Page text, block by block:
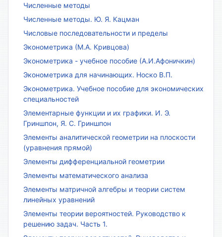
Численные методы
Численные методы. Ю. Я. Кацман
Числовые последовательности и пределы
Эконометрика (М.А. Кривцова)
Эконометрика - учебное пособие (А.И.Афоничкин)
Эконометрика для начинающих. Носко В.П.
Эконометрика. Учебное пособие для экономических
специальностей
Элементарные функции и их графики. И. Э.
Гриншпон, Я. С. Гриншпон
Элементы аналитической геометрии на плоскости
(уравнения прямой)
Элементы дифференциальной геометрии
Элементы математического анализа
Элементы матричной алгебры и теории систем
линейных уравнений
Элементы теории вероятностей. Руководство к
решению задач. Часть 1.